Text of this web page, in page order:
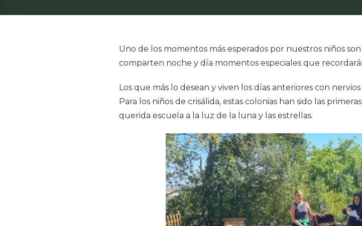
Uno de los momentos más esperados por nuestros niños
comparten noche y día momentos especiales que
Los que más lo desean y viven los días anteriores con
Para los niños de crisálida, estas colonias han sido las
querida escuela a la luz de la luna y las estrellas.